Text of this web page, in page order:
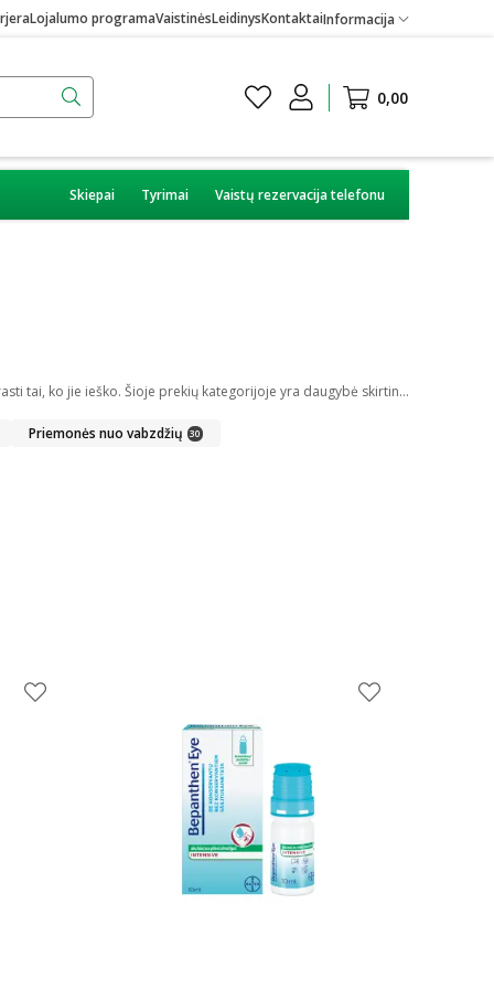
Lojalumo programaVaistinėsLeidinysKontaktaiInformacija
0,00
Skiepai Tyrimai Vaistų rezervacija telefonu
Internetinėje vaistinėje galite įsigyti skirtingų medicininių prekių. Platus įvairių priemonių ir technikos pasirinkimas leis visiems pirkėjams lengviau rasti tai, ko jie ieško. Šioje prekių kategorijoje yra daugybė skirtingų medicinos priemonių ir priedų, pradedant specialiais kremais ir pleistrais, baigiant kapsulėmis ar drėkinančiais akių lašais. Jeigu jums sunku apsispręsti, kurie produktai būtų geriausias ar tinkamiausias pasirinkimas, mūsų konsultantai gali jums patarti nuotoliniu būdu: internetu aktyviame pokalbio lange, el. paštu ar telefonu.
Priemonės nuo vabzdžių 30